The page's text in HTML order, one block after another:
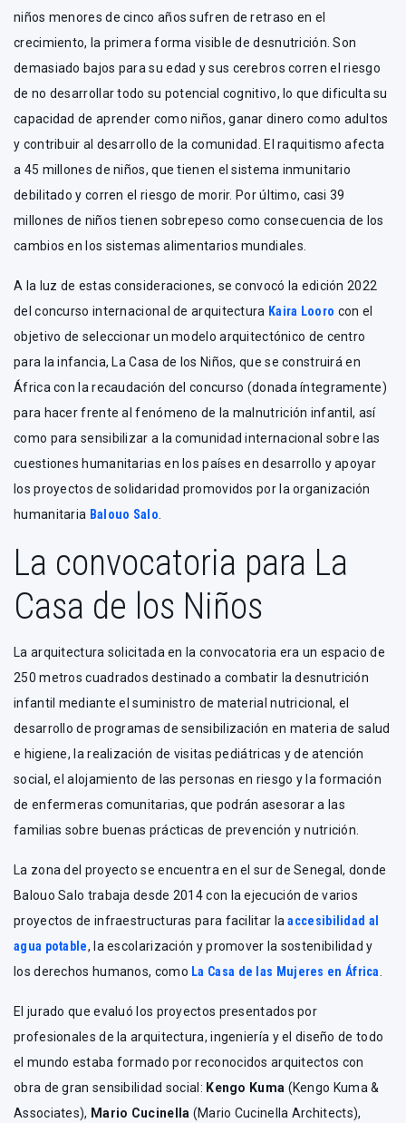
niños menores de cinco años sufren de retraso en el
crecimiento, la primera forma visible de desnutrición. Son
demasiado bajos para su edad y sus cerebros corren el riesgo
de no desarrollar todo su potencial cognitivo, lo que dificulta su
capacidad de aprender como niños, ganar dinero como adultos
y contribuir al desarrollo de la comunidad. El raquitismo afecta
a 45 millones de niños, que tienen el sistema inmunitario
debilitado y corren el riesgo de morir. Por último, casi 39
millones de niños tienen sobrepeso como consecuencia de los
cambios en los sistemas alimentarios mundiales.
A la luz de estas consideraciones, se convocó la edición 2022
del concurso internacional de arquitectura Kaira Looro con el
objetivo de seleccionar un modelo arquitectónico de centro
para la infancia, La Casa de los Niños, que se construirá en
África con la recaudación del concurso (donada íntegramente)
para hacer frente al fenómeno de la malnutrición infantil, así
como para sensibilizar a la comunidad internacional sobre las
cuestiones humanitarias en los países en desarrollo y apoyar
los proyectos de solidaridad promovidos por la organización
humanitaria Balouo Salo
La convocatoria para La
Casa de los Niños
La arquitectura solicitada en la convocatoria era un espacio de
250 metros cuadrados destinado a combatir la desnutrición
infantil mediante el suministro de material nutricional, el
desarrollo de programas de sensibilización en materia de salud
e higiene, la realización de visitas pediátricas y de atención
social, el alojamiento de las personas en riesgo y la formación
de enfermeras comunitarias, que podrán asesorar a las
familias sobre buenas prácticas de prevención y nutrición.
La zona del proyecto se encuentra en el sur de Senegal, donde
Balouo Salo trabaja desde 2014 con la ejecución de varios
proyectos de infraestructuras para facilitar laaccesibilidad al
agua potable, la escolarización y promover la sostenibilidad y
los derechos humanos, como La Casa de las Mujeres en África
El jurado que evaluó los proyectos presentados por
profesionales de la arquitectura, ingeniería y el diseño de todo
el mundo estaba formado por reconocidos arquitectos con
obra de gran sensibilidad social: Kengo Kuma (Kengo Kuma &
Associates), Mario Cucinella (Mario Cucinella Architects),